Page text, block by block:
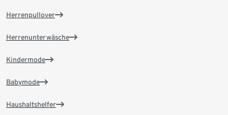
Herrenpullover
Herrenunterwäsche
Kindermode
Babymode
Haushaltshelfer